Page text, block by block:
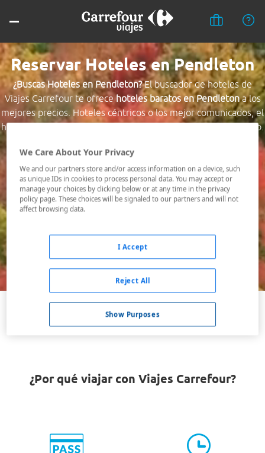
Reservar Hoteles en Pendleton
¿Buscas Hoteles en Pendleton?El buscador de hoteles de
Viajes Carrefour te ofrecehoteles baratos en Pendletona los
mejores precios. Hoteles céntricos o los mejor comunicados, el
hotel que busques nosotros te lo encontramos al mejor precio.
Destino *
Fechas *
09/08/2026 - 10/08/2026
Buscar
VER TODOS LOS HOTELES BARATOS EN PENDLETON
¿Por qué viajar con Viajes Carrefour?
We Care About Your Privacy
We and our partners store and/or access information on a device, such
as unique IDs in cookies to process personal data. You may accept or
manage your choices by clicking below or at any time in the privacy
policy page. These choices will be signaled to our partners and will not
affect browsing data.
Show Purposes
Reject All
I Accept